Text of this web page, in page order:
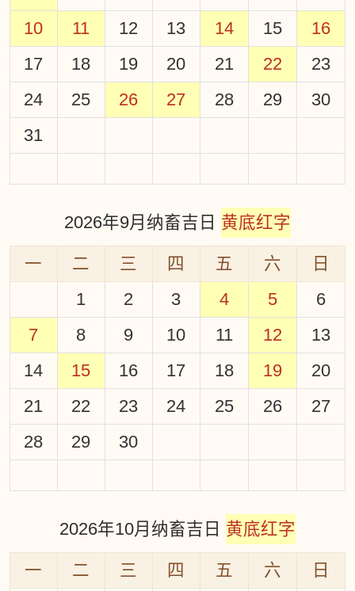
10
11 12 13 14 15
16
17
18 19 20 21 22
23
24
25 26 27 28 29
30
31
2026年9月纳畜吉日 黄底红字
一 二 三 四 五 六
日
1
2 3 4 5
6
7
8 9 10 11 12
13
14
15 16 17 18 19
20
21
22 23 24 25 26
27
28
29 30
2026年10月纳畜吉日 黄底红字
一 二 三 四 五 六
日